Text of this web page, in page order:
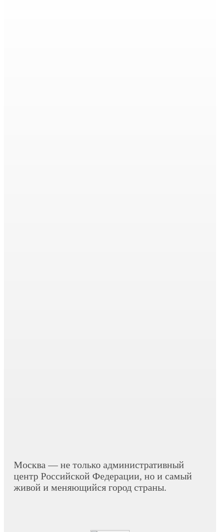
Москва — не только административный
центр Российской Федерации, но и самый
живой и меняющийся город страны.